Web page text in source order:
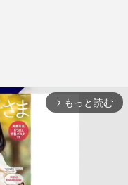
arrow_forward_ios もっと読む